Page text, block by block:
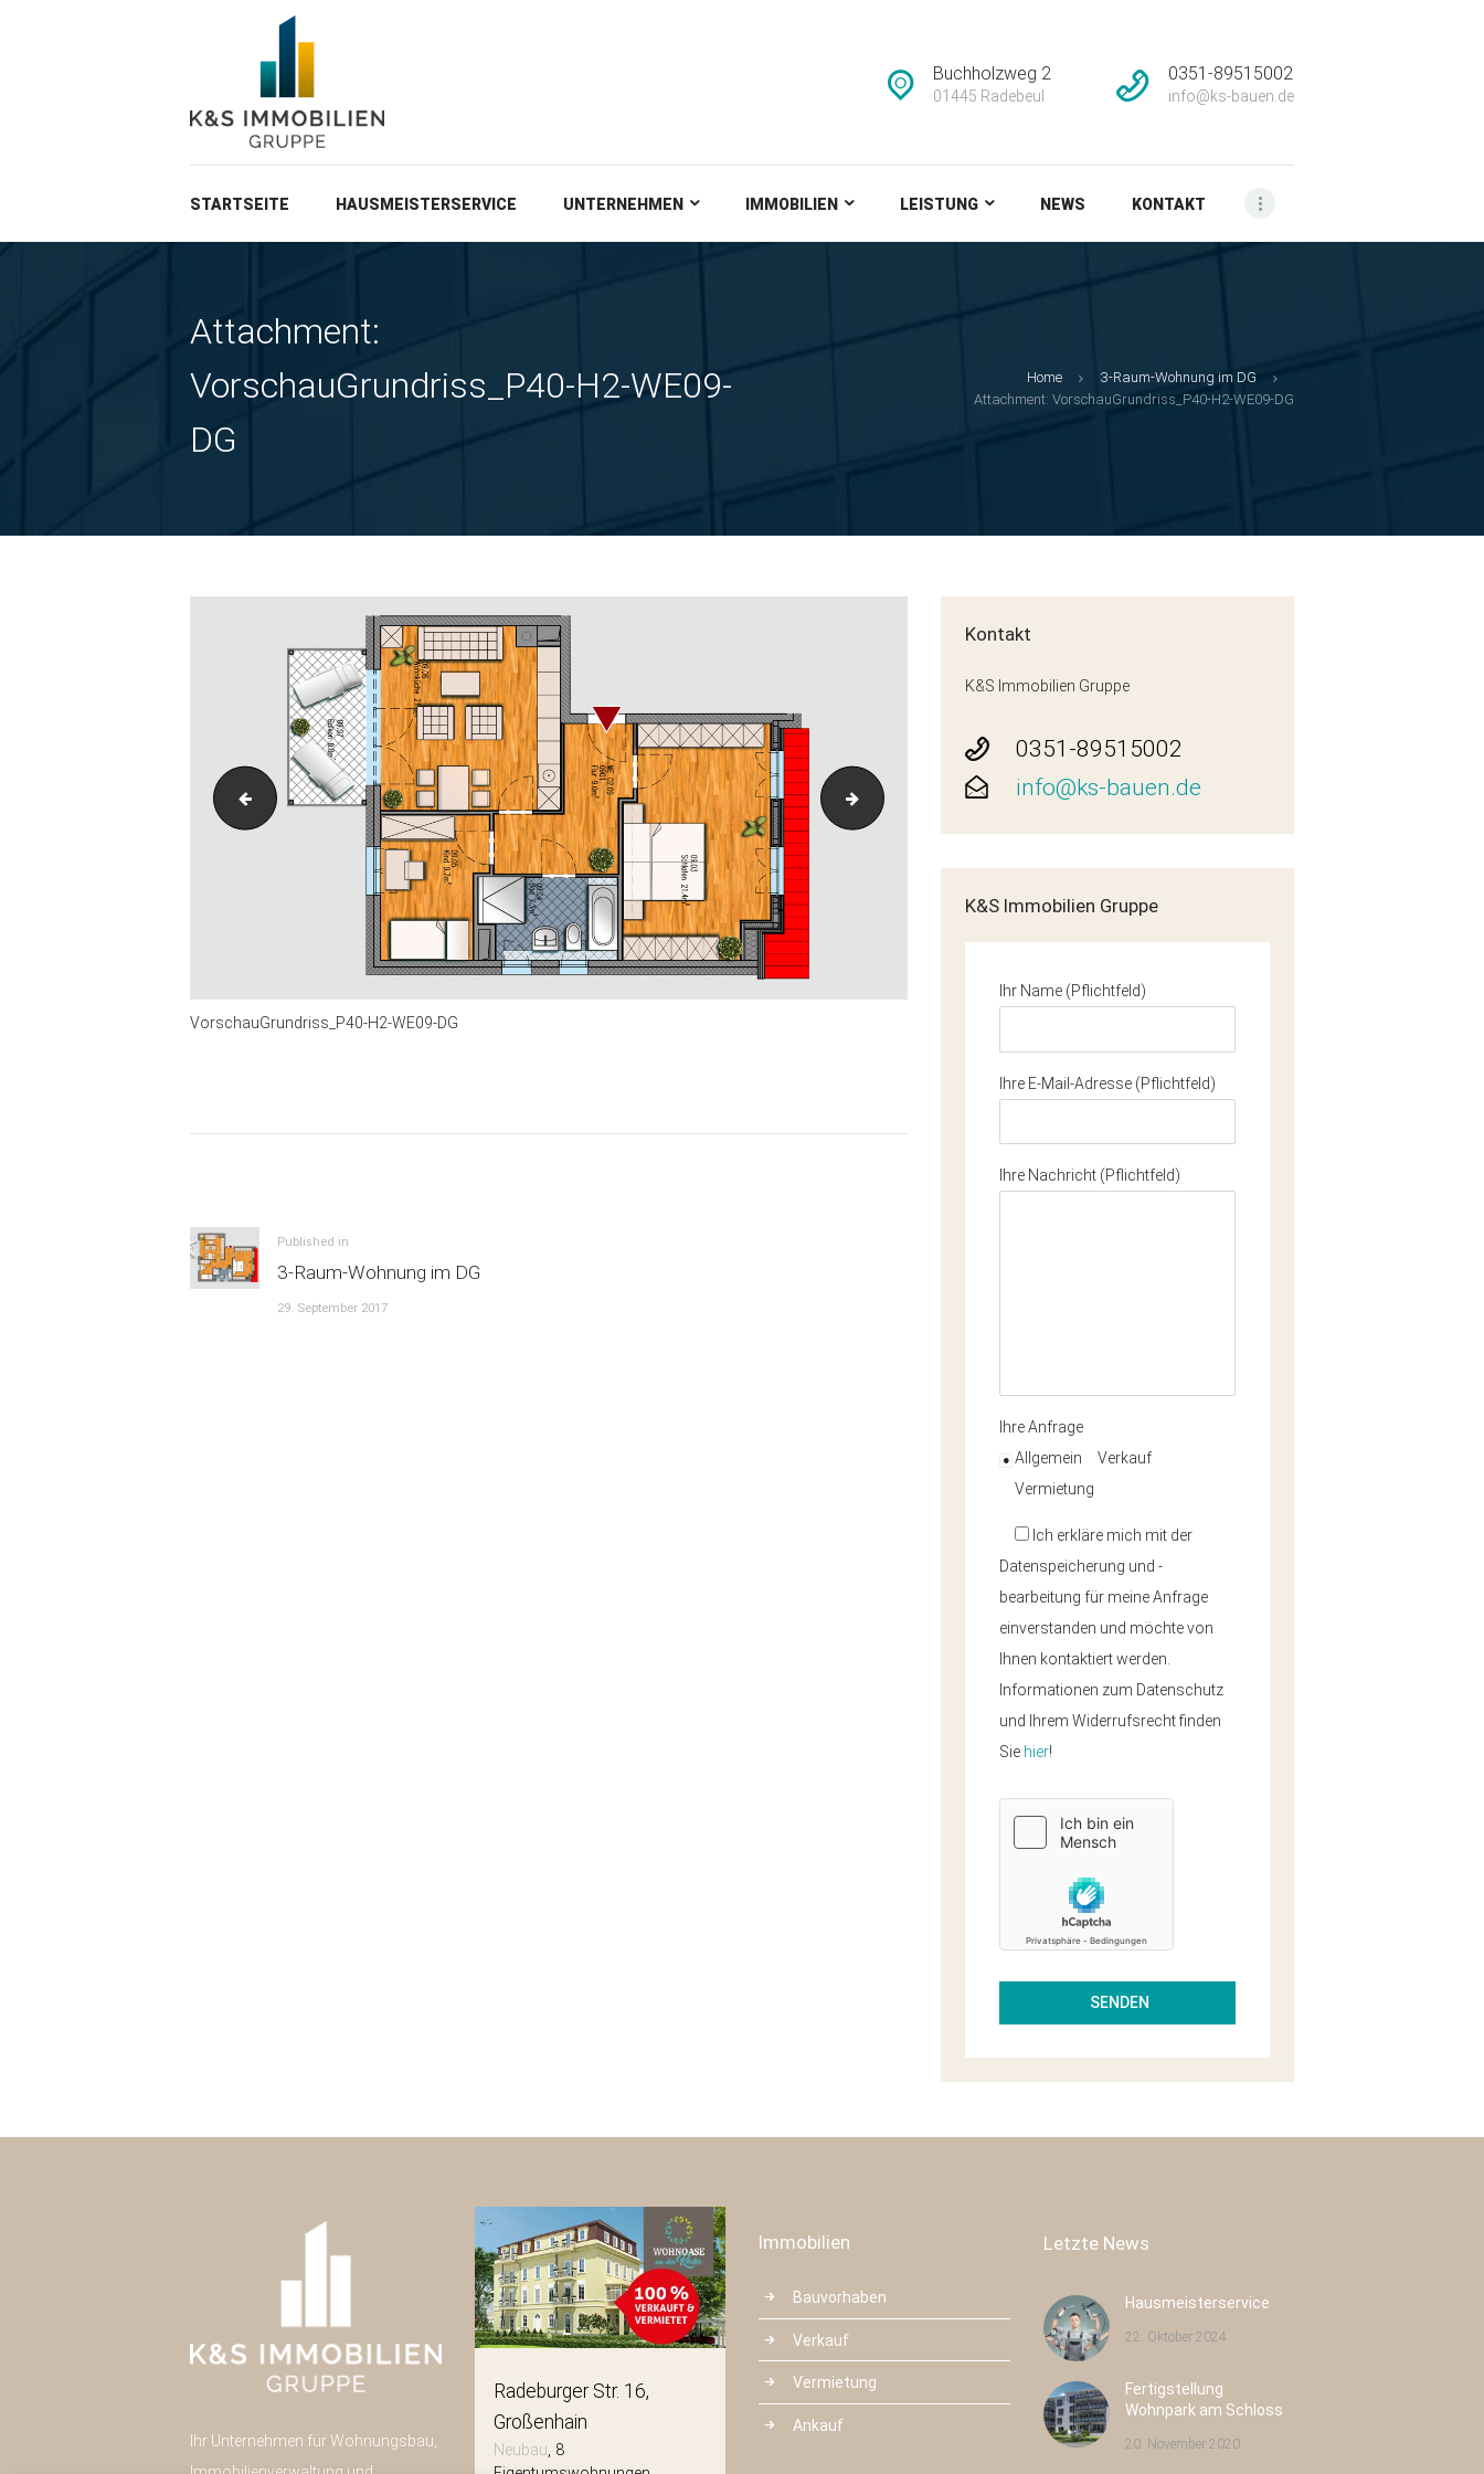
Buchholzweg 2
01445 Radebeul
0351-89515002
info@ks-bauen.de
STARTSEITE HAUSMEISTERSERVICE UNTERNEHMEN IMMOBILIEN LEISTUNG NEWS KONTAKT
Attachment:
VorschauGrundriss_P40-H2-WE09-
DG
Home
3-Raum-Wohnung im DG
Attachment: VorschauGrundriss_P40-H2-WE09-DG
KONTAKT
Grundriss_P40-H2-WE09-DG Grundriss_P40-H2-WE09-DG
VorschauGrundriss_P40-H2-WE09-DG
Published in
post:
3-Raum-Wohnung im DG
29. September 2017
Kontakt
K&S Immobilien Gruppe
0351-89515002
info@ks-bauen.de
K&S Immobilien Gruppe
Ihr Name (Pflichtfeld)
Ihre E-Mail-Adresse (Pflichtfeld)
Ihre Nachricht (Pflichtfeld)
Ihre Anfrage
Allgemein
Verkauf
Vermietung
Ich erkläre mich mit der
Datenspeicherung und -
bearbeitung für meine Anfrage
einverstanden und möchte von
Ihnen kontaktiert werden.
Informationen zum Datenschutz
und Ihrem Widerrufsrecht finden
Sie hier!
Ihr Unternehmen für Wohnungsbau,
Pulsnitzer Straße 40
Neubau
43
Radeburger Str. 16
Großenhain
Neubau 8
Mittelstraße 3
Radeberg
Pulsnitzer Straße 40
Radeberg
43
Großenhain
Immobilien
Bauvorhaben
Verkauf
Vermietung
Ankauf
Letzte News
Hausmeisterservice
22. Oktober 2024
Fertigstellung
Wohnpark am Schloss
20. November 2020